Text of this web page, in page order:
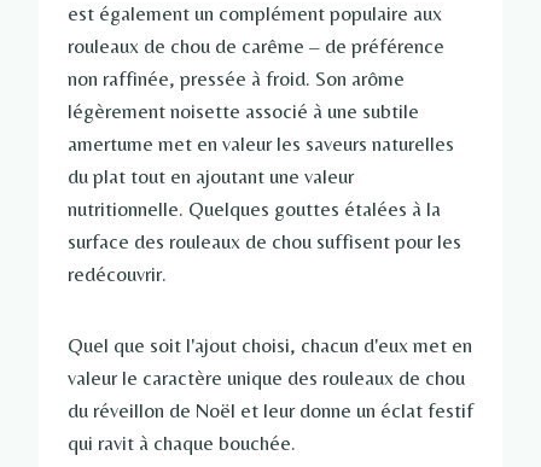
est également un complément populaire aux
rouleaux de chou de carême – de préférence
non raffinée, pressée à froid. Son arôme
légèrement noisette associé à une subtile
amertume met en valeur les saveurs naturelles
du plat tout en ajoutant une valeur
nutritionnelle. Quelques gouttes étalées à la
surface des rouleaux de chou suffisent pour les
redécouvrir.
Quel que soit l'ajout choisi, chacun d'eux met en
valeur le caractère unique des rouleaux de chou
du réveillon de Noël et leur donne un éclat festif
qui ravit à chaque bouchée.